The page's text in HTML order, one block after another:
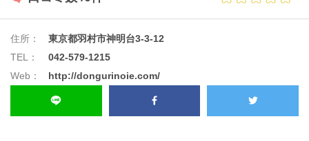
住所：
東京都羽村市神明台3-3-12
TEL：
042-579-1215
Web：
http://dongurinoie.com/